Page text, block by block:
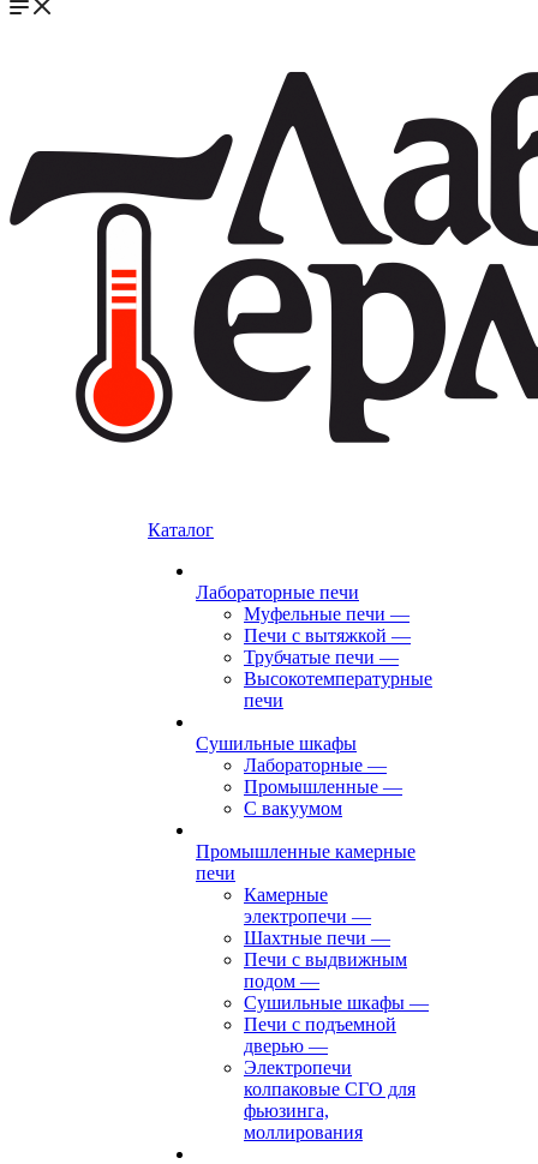
Каталог
Лабораторные печи
Муфельные печи —
Печи с вытяжкой —
Трубчатые печи —
Высокотемпературные
печи
Сушильные шкафы
Лабораторные —
Промышленные —
С вакуумом
Промышленные камерные
печи
Камерные
электропечи —
Шахтные печи —
Печи с выдвижным
подом —
Сушильные шкафы —
Печи с подъемной
дверью —
Электропечи
колпаковые СГО для
фьюзинга,
моллирования